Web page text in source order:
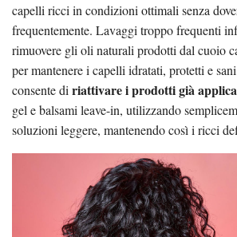
capelli ricci in condizioni ottimali senza
frequentemente. Lavaggi troppo frequenti
rimuovere gli oli naturali prodotti dal cuoio
per mantenere i capelli idratati, protetti e
consente di riattivare i prodotti già
gel e balsami leave-in, utilizzando
soluzioni leggere, mantenendo così i ricci